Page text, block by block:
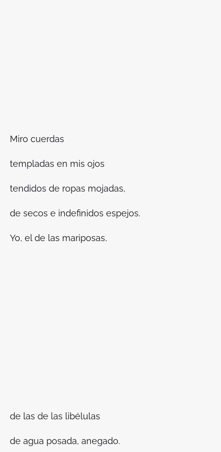
Miro cuerdas
templadas en mis ojos
tendidos de ropas mojadas,
de secos e indefinidos espejos.
Yo, el de las mariposas,
de las de las libélulas
de agua posada, anegado.